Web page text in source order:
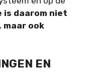
is daarom niet
maar ook
EN